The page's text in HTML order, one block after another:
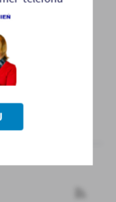
Bernat, Wójt
ds.